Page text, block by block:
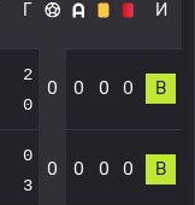
Г И
2
0
0 0 0 0 В
0
3
0 0 0 0 В